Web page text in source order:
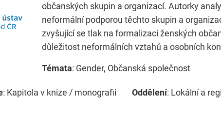
občanských skupin a organizací. Autorky
neformální podporou těchto skupin a
zvyšující se tlak na formalizaci ženských
důležitost neformálních vztahů a osobních
Témata: Gender, Občanská společnost
: Kapitola v knize / monografii Oddělení: Lokální a